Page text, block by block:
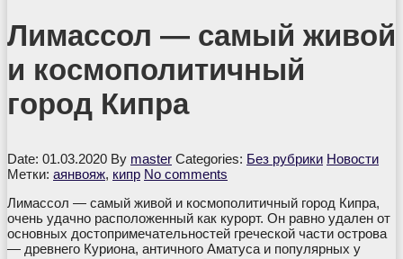
Лимассол — самый живой
и космополитичный
город Кипра
Date: 01.03.2020 By master Categories: Без рубрики Новости
Метки: аянвояж, кипр No comments
Лимассол — самый живой и космополитичный город Кипра,
очень удачно расположенный как курорт. Он равно удален от
основных достопримечательностей греческой части острова
— древнего Куриона, античного Аматуса и популярных у